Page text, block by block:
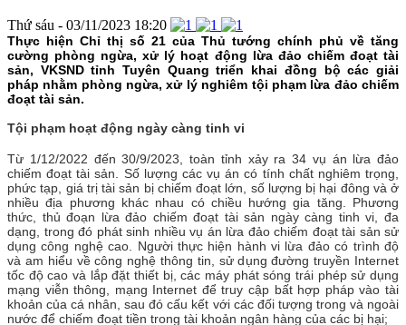
Thứ sáu - 03/11/2023 18:20
Thực hiện Chỉ thị số 21 của Thủ tướng chính phủ về tăng
cường phòng ngừa, xử lý hoạt động lừa đảo chiếm đoạt tài
sản, VKSND tỉnh Tuyên Quang triển khai đồng bộ các giải
pháp nhằm phòng ngừa, xử lý nghiêm tội phạm lừa đảo chiếm
đoạt tài sản.
Tội phạm hoạt động ngày càng tinh vi
Từ 1/12/2022 đến 30/9/2023, toàn tỉnh xảy ra 34 vụ án lừa đảo
chiếm đoạt tài sản. Số lượng các vụ án có tính chất nghiêm trọng,
phức tạp, giá trị tài sản bị chiếm đoạt lớn, số lượng bị hại đông và ở
nhiều địa phương khác nhau có chiều hướng gia tăng. Phương
thức, thủ đoạn lừa đảo chiếm đoạt tài sản ngày càng tinh vi, đa
dạng, trong đó phát sinh nhiều vụ án lừa đảo chiếm đoạt tài sản sử
dụng công nghệ cao. Người thực hiện hành vi lừa đảo có trình độ
và am hiểu về công nghệ thông tin, sử dụng đường truyền Internet
tốc độ cao và lắp đặt thiết bị, các máy phát sóng trái phép sử dụng
mạng viễn thông, mạng Internet để truy cập bất hợp pháp vào tài
khoản của cá nhân, sau đó cấu kết với các đối tượng trong và ngoài
nước để chiếm đoạt tiền trong tài khoản ngân hàng của các bị hại;